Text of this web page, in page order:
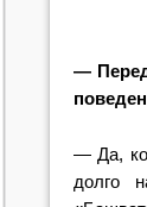
— Перед
— Да,
долго